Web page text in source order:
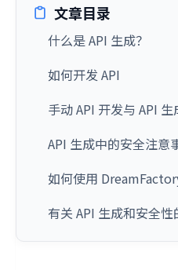
文章目录
什么是 API 生成？
如何开发 API
手动 API 开发与 API 生
API 生成中的安全注意
如何使用
有关 API 生成和安全性